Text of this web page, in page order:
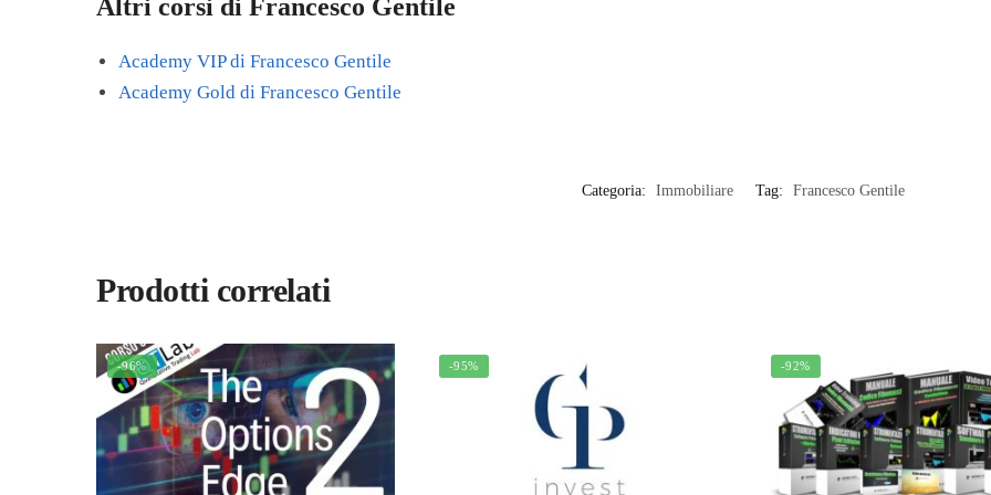
Altri corsi di Francesco Gentile
Academy VIP di Francesco Gentile
Academy Gold di Francesco Gentile
Categoria: Immobiliare Tag: Francesco Gentile
Prodotti correlati
-96% -95% -92%